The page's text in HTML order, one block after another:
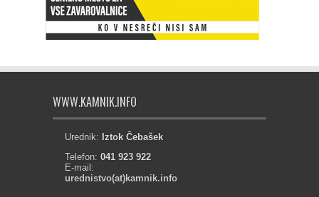
WWW.KAMNIK.INFO
Urednik: Iztok Čebašek
Telefon: 041 923 922
E-mail:
urednistvo(at)kamnik.info